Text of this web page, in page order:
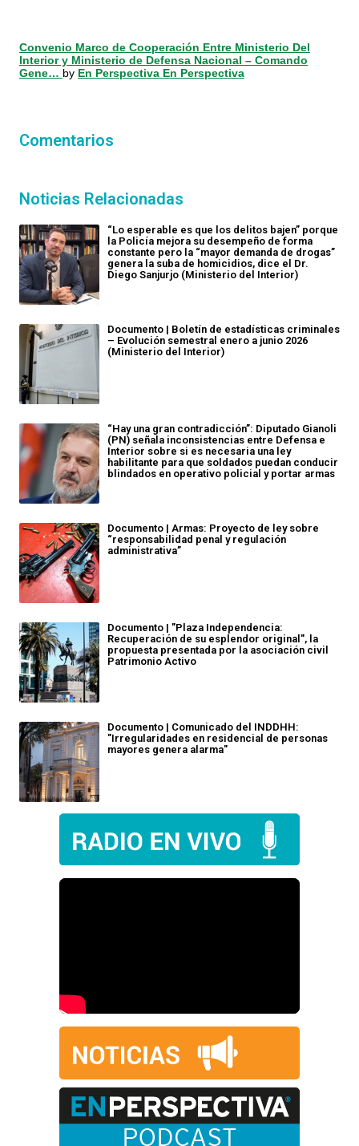
Convenio Marco de Cooperación Entre Ministerio Del
Interior y Ministerio de Defensa Nacional – Comando
Gene… by En Perspectiva En Perspectiva
Comentarios
Noticias Relacionadas
“Lo esperable es que los delitos bajen” porque
la Policía mejora su desempeño de forma
constante pero la “mayor demanda de drogas”
genera la suba de homicidios, dice el Dr.
Diego Sanjurjo (Ministerio del Interior)
Documento | Boletín de estadísticas criminales
– Evolución semestral enero a junio 2026
(Ministerio del Interior)
“Hay una gran contradicción”: Diputado Gianoli
(PN) señala inconsistencias entre Defensa e
Interior sobre si es necesaria una ley
habilitante para que soldados puedan conducir
blindados en operativo policial y portar armas
Documento | Armas: Proyecto de ley sobre
“responsabilidad penal y regulación
administrativa”
Documento | "Plaza Independencia:
Recuperación de su esplendor original", la
propuesta presentada por la asociación civil
Patrimonio Activo
Documento | Comunicado del INDDHH:
"Irregularidades en residencial de personas
mayores genera alarma"